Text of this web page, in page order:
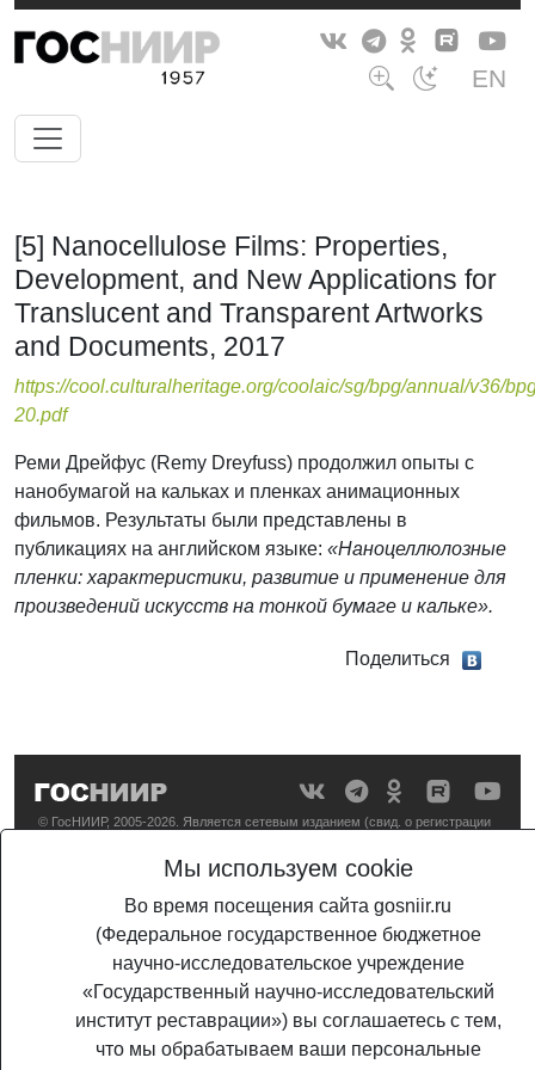
EN
[5] Nanocellulose Films: Properties,
Development, and New Applications for
Translucent and Transparent Artworks
and Documents, 2017
https://cool.culturalheritage.org/coolaic/sg/bpg/annual/v36/
20.pdf
Реми Дрейфус (Remy Dreyfuss) продолжил опыты с
нанобумагой на кальках и пленках анимационных
фильмов. Результаты были представлены в
публикациях на английском языке: «Наноцеллюлозные
пленки: характеристики, развитие и применение для
произведений искусств на тонкой бумаге и кальке».
Поделиться
© ГосНИИР, 2005-2026. Является сетевым изданием (свид. о регистрации
Мы используем cookie
Во время посещения сайта gosniir.ru
(Федеральное государственное бюджетное
научно-исследовательское учреждение
«Государственный научно-исследовательский
институт реставрации») вы соглашаетесь с тем,
что мы обрабатываем ваши персональные